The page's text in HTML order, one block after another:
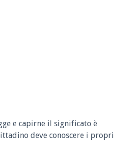
e capirne il significato è
deve conoscere i propri